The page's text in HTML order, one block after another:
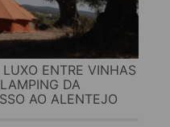
ENTRE VINHAS
DA
AO ALENTEJO